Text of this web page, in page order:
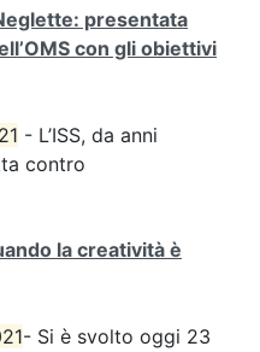
presentata
con gli obiettivi
- L’ISS, da anni
contro
la creatività è
- Si è svolto oggi 23